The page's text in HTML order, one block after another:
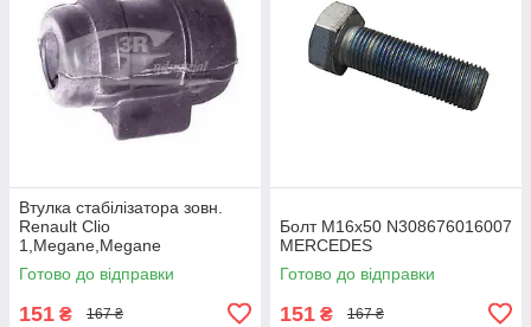
Втулка стабiлізатора зовн.
Renault Clio
1,Megane,Megane
Classic,Megane Scenic,R19
60643 3RG
Готово до відправки
151 ₴ 167 ₴
Болт M16x50 N308676016007
MERCEDES
Готово до відправки
151 ₴ 167 ₴